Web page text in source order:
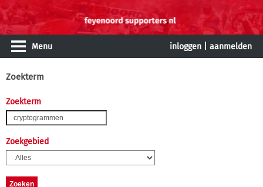
Menu inloggen aanmelden
Zoekterm
Zoekterm
Zoekgebied